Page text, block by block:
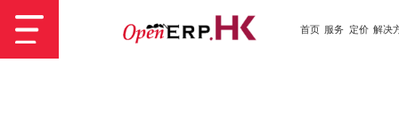
首页 服务 定价 解决